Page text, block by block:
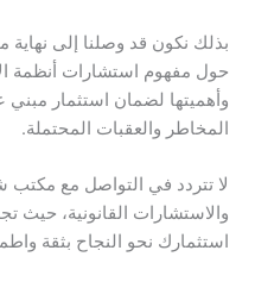
بذلك نكون قد وصلنا إلى نهاية
حول مفهوم استشارات أنظمة
وأهميتها لضمان استثمار
المخاطر والعقبات المحتملة.
لا تتردد في التواصل مع مكتب
والاستشارات القانونية، حيث
استثمارك نحو النجاح بثقة